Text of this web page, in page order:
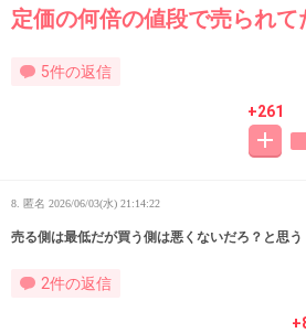
定価の何倍の値段で売られ
5件の返信
+261
8. 匿名 2026/06/03(水) 21:14:22
売る側は最低だが買う側は悪くないだろ？と思う
2件の返信